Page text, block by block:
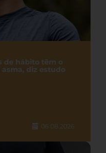
de hábito têm o
diz estudo
06.08.2026